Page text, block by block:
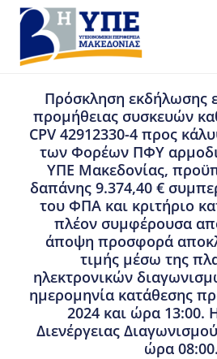
Πρόσκληση εκδήλωσης
προμήθειας συσκευών
CPV 42912330-4 προς
των Φορέων ΠΦΥ
ΥΠΕ Μακεδονίας,
δαπάνης 9.374,40 €
του ΦΠΑ και κριτήριο
πλέον συμφέρουσα
άποψη προσφορά
τιμής μέσω της
ηλεκτρονικών
ημερομηνία κατάθεσης
2024 και ώρα 13:00.
Διενέργειας
ώρα 08:00.